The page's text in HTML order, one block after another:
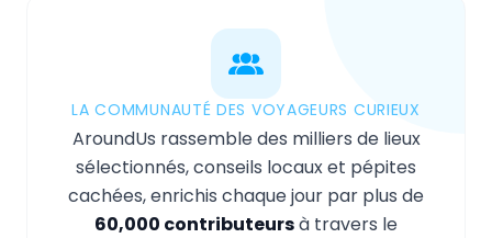
LA COMMUNAUTÉ DES VOYAGEURS CURIEUX
AroundUs rassemble des milliers de lieux
sélectionnés, conseils locaux et pépites
cachées, enrichis chaque jour par plus de
60,000 contributeursà travers le